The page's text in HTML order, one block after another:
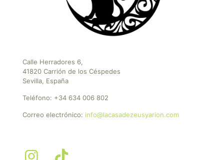
Calle Herradores 6,
41820 Carrión de los Céspedes
Sevilla, España
Teléfono: +34 634 006 802
Correo electrónico: info@lacasadezeusyarion.com